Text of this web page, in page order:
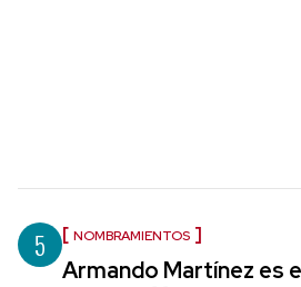
5 NOMBRAMIENTOS
Armando Martínez es